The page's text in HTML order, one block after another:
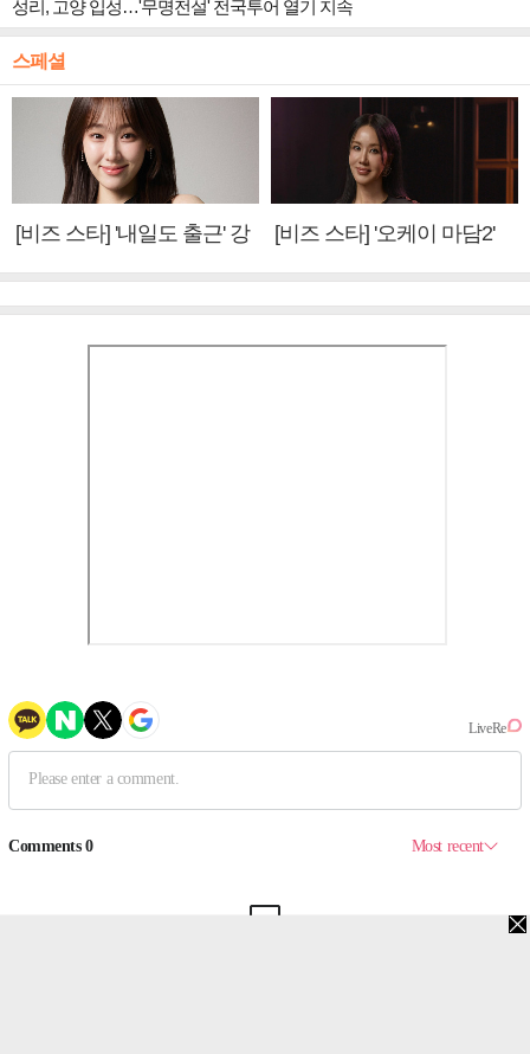
성리, 고양 입성…'무명전설' 전국투어 열기 지속
스페셜
[비즈 스타] '내일도 출근' 강
[비즈 스타] '오케이 마담2'